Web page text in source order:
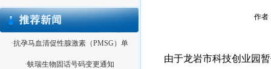
·抗孕马血清促性腺激素（PMSG）单
·蚨瑞生物固话号码变更通知
作者
由于龙岩市科技创业园